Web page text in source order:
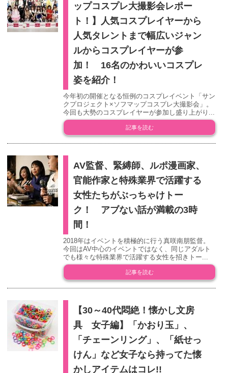
ップコスプレ大撮影会レポー
ト！】人気コスプレイヤーから
人気タレントまで幅広いジャン
ルからコスプレイヤーが参
加！ 16名のかわいいコスプレ
姿を紹介！
今年初の開催となる恒例のコスプレイベント「サン
クプロジェクト×ソフマップコスプレ大撮影会」。
今回も大勢のコスプレイヤーが参加し盛り上がり...
記事を読む
AV監督、緊縛師、ルポ漫画家、
官能作家と特殊業界で活躍する
女性たちがぶっちゃけトー
ク！ アブない話が満載の3時
間！
2018年はイベントを積極的に行う真咲南朋監督。
今回はAV中心のイベントではなく、同じアダルト
でも様々な特殊業界で活躍する女性を招きトー...
記事を読む
【30～40代悶絶！懐かし文房
具 女子編】「かおり玉」、
「チェーンリング」、「紙せっ
けん」など女子なら持ってた懐
かしアイテムはコレ!!